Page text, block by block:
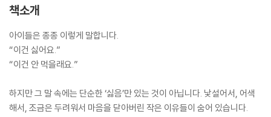
책소개
아이들은 종종 이렇게 말합니다.
“이건 싫어요.”
“이건 안 먹을래요.”
하지만 그 말 속에는 단순한 ‘싫음’만 있는 것이 아닙니다. 낯설어서, 어색
해서, 조금은 두려워서 마음을 닫아버린 작은 이유들이 숨어 있습니다.